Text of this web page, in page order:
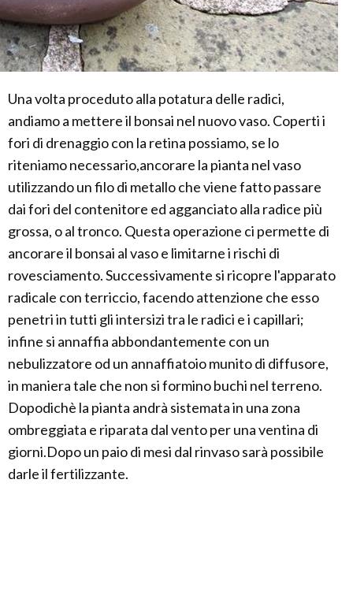
Una volta proceduto alla potatura delle radici,
andiamo a mettere il bonsai nel nuovo vaso. Coperti i
fori di drenaggio con la retina possiamo, se lo
riteniamo necessario,ancorare la pianta nel vaso
utilizzando un filo di metallo che viene fatto passare
dai fori del contenitore ed agganciato alla radice più
grossa, o al tronco. Questa operazione ci permette di
ancorare il bonsai al vaso e limitarne i rischi di
rovesciamento. Successivamente si ricopre l'apparato
radicale con terriccio, facendo attenzione che esso
penetri in tutti gli intersizi tra le radici e i capillari;
infine si annaffia abbondantemente con un
nebulizzatore od un annaffiatoio munito di diffusore,
in maniera tale che non si formino buchi nel terreno.
Dopodichè la pianta andrà sistemata in una zona
ombreggiata e riparata dal vento per una ventina di
giorni.Dopo un paio di mesi dal rinvaso sarà possibile
darle il fertilizzante.